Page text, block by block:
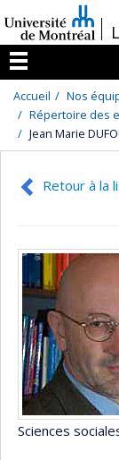
au
contenu
/
Menu
Accueil
Nos
Répertoire des
Jean Marie
Retour à la
Sciences